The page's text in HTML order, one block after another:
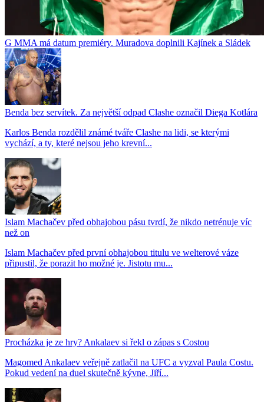
G MMA má datum premiéry. Muradova doplnili Kajínek a Sládek
Benda bez servítek. Za největší odpad Clashe označil Diega Kotlára
Karlos Benda rozdělil známé tváře Clashe na lidi, se kterými
vychází, a ty, které nejsou jeho krevní...
Islam Machačev před obhajobou pásu tvrdí, že nikdo netrénuje víc
než on
Islam Machačev před první obhajobou titulu ve welterové váze
připustil, že porazit ho možné je. Jistotu mu...
Procházka je ze hry? Ankalaev si řekl o zápas s Costou
Magomed Ankalaev veřejně zatlačil na UFC a vyzval Paula Costu.
Pokud vedení na duel skutečně kývne, Jiří...